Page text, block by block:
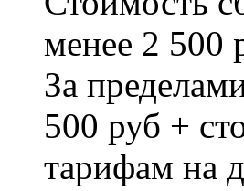
менее 2 500
За
500 руб +
тарифам на